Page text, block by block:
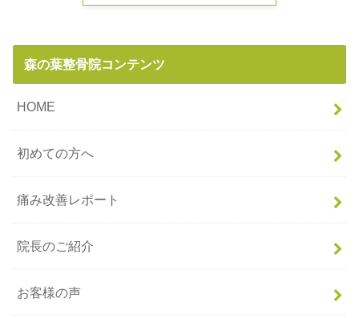
森の葉整骨院コンテンツ
HOME
初めての方へ
痛み改善レポート
院長のご紹介
お客様の声